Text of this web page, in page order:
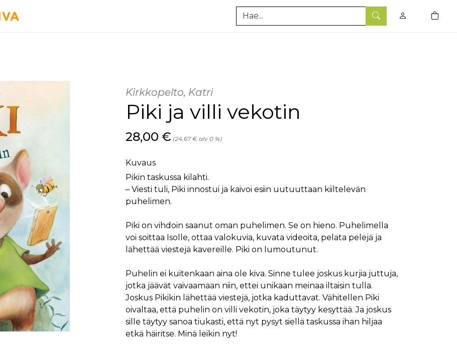
Hae
0
Kirkkopelto, Katri
Piki ja villi vekotin
Hinta nyt
28,00 € (24,67 € alv 0 %)
Kuvaus
Pikin taskussa kilahti.
– Viesti tuli, Piki innostui ja kaivoi esiin uutuuttaan kiiltelevän
puhelimen.
Piki on vihdoin saanut oman puhelimen. Se on hieno. Puhelimella
voi soittaa Isolle, ottaa valokuvia, kuvata videoita, pelata pelejä ja
lähettää viestejä kavereille. Piki on lumoutunut.
Puhelin ei kuitenkaan aina ole kiva. Sinne tulee joskus kurjia juttuja,
jotka jäävät vaivaamaan niin, ettei unikaan meinaa iltaisin tulla.
Joskus Pikikin lähettää viestejä, jotka kaduttavat. Vähitellen Piki
oivaltaa, että puhelin on villi vekotin, joka täytyy kesyttää. Ja joskus
sille täytyy sanoa tiukasti, että nyt pysyt siellä taskussa ihan hiljaa
etkä häiritse. Minä leikin nyt!